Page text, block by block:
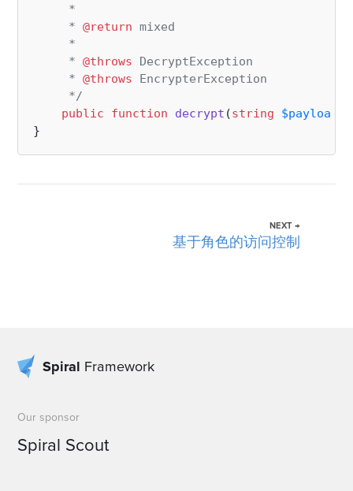
     *
     *
@return mixed
     *
     *
@throws DecryptException
     *
@throws EncrypterException
     */
public
function decrypt (string $payload
NEXT →
基于角色的访问控制
Spiral Framework
Our sponsor
Spiral Scout